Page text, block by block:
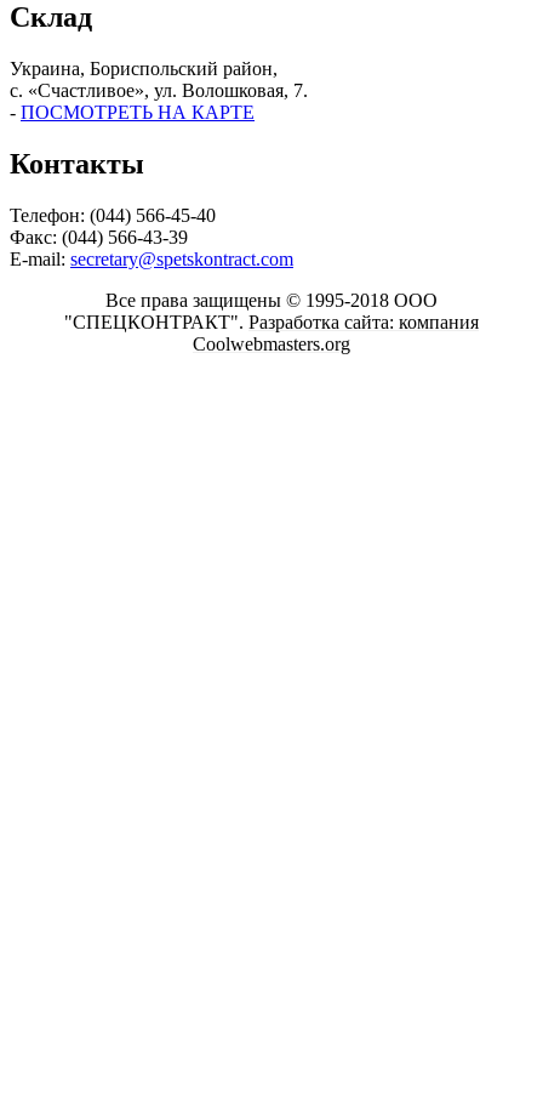
Склад
Украина, Бориспольский район,
с. «Счастливое», ул. Волошковая, 7.
- ПОСМОТРЕТЬ НА КАРТЕ
Контакты
Телефон: (044) 566-45-40
Факс: (044) 566-43-39
E-mail: secretary@spetskontract.com
Все права защищены © 1995-2018 ООО
"СПЕЦКОНТРАКТ". Разработка сайта: компания
Coolwebmasters.org